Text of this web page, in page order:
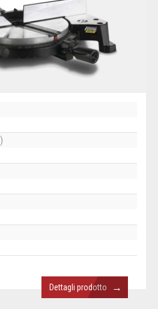
Dettagli prodotto →